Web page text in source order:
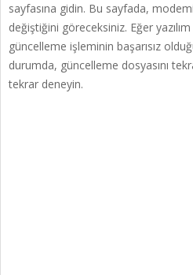
sayfasına gidin. Bu sayfada,
değiştiğini göreceksiniz. Eğer
güncelleme işleminin başarısız
durumda, güncelleme dosyasını
tekrar deneyin.